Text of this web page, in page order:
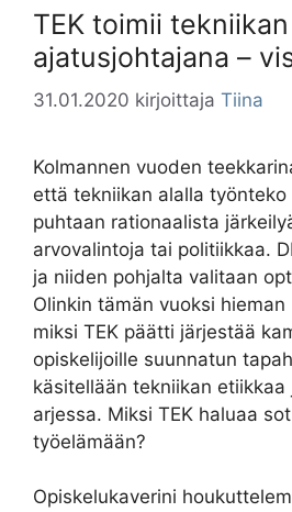
TEK toimii
ajatusjohtajana –
31.01.2020 kirjoittaja Tiina
Kolmannen vuoden
että tekniikan alalla työnteko
puhtaan rationaalista
arvovalintoja tai politiikkaa.
ja niiden pohjalta valitaan
Olinkin tämän vuoksi
miksi TEK päätti järjestää
opiskelijoille suunnatun
käsitellään tekniikan etiikkaa
arjessa. Miksi TEK haluaa
työelämään?
Opiskelukaverini